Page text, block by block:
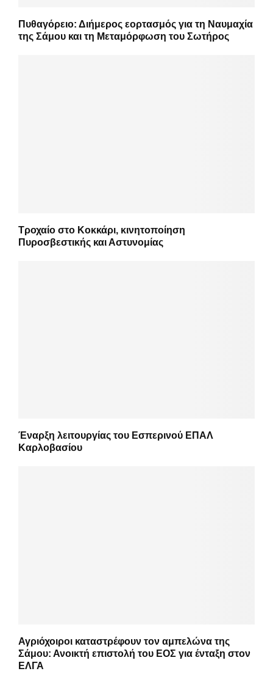
Πυθαγόρειο: Διήμερος εορτασμός για τη Ναυμαχία
της Σάμου και τη Μεταμόρφωση του Σωτήρος
Τροχαίο στο Κοκκάρι, κινητοποίηση
Πυροσβεστικής και Αστυνομίας
Έναρξη λειτουργίας του Εσπερινού ΕΠΑΛ
Καρλοβασίου
Αγριόχοιροι καταστρέφουν τον αμπελώνα της
Σάμου: Ανοικτή επιστολή του ΕΟΣ για ένταξη στον
ΕΛΓΑ